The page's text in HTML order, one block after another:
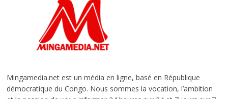
Mingamedia.net est un média en ligne, basé en République
démocratique du Congo. Nous sommes la vocation, l’ambition